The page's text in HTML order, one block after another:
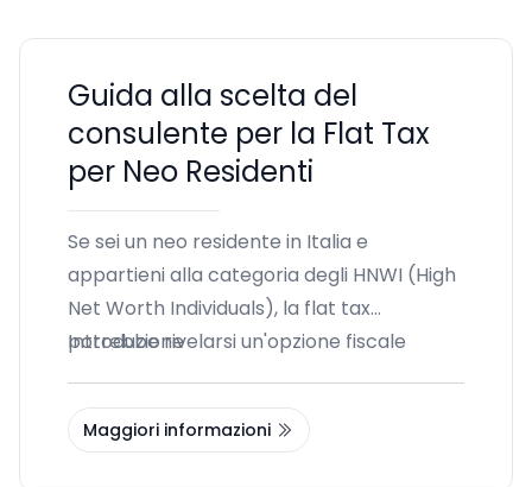
Guida alla scelta del
consulente per la Flat Tax
per Neo Residenti
Se sei un neo residente in Italia e
appartieni alla categoria degli HNWI (High
Net Worth Individuals), la flat tax
potrebbe rivelarsi un'opzione fiscale
articolo, ti forniremo una guida su come
scegliere il consulente fiscale più adatto
Introduzione
Maggiori informazioni